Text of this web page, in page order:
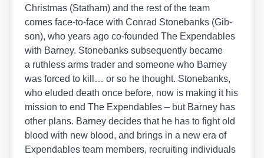
Christ­mas (Stat­ham) and the rest of the team
comes face-to-face with Con­rad Ston­ebanks (Gib­
son), who years ago co-foun­ded The Expen­da­bles
with Bar­ney. Ston­ebanks sub­se­quent­ly beca­me
a ruthl­ess arms trader and someone who Bar­ney
was forced to kill… or so he thought. Ston­ebanks,
who elu­ded death once befo­re, now is making it his
mis­si­on to end The Expen­da­bles – but Bar­ney has
other plans. Bar­ney deci­des that he has to fight old
blood with new blood, and brings in a new era of
Expen­da­bles team mem­bers, recrui­ting indi­vi­du­als